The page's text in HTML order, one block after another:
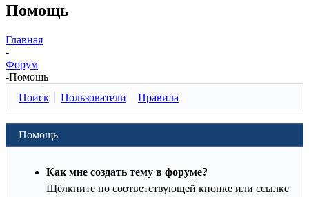
Помощь
Главная
-
Форум
-Помощь
Поиск
Пользователи Правила
Помощь
Как мне создать тему в форуме?
Щёлкните по соответствующей кнопке или ссылке